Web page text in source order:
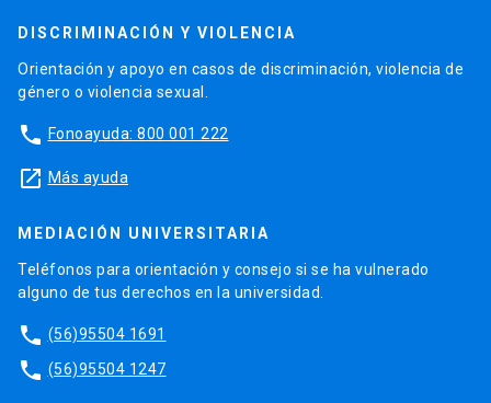
DISCRIMINACIÓN Y VIOLENCIA
Orientación y apoyo en casos de discriminación, violencia de
género o violencia sexual.
phone Fonoayuda: 800 001 222
launch Más ayuda
MEDIACIÓN UNIVERSITARIA
Teléfonos para orientación y consejo si se ha vulnerado
alguno de tus derechos en la universidad.
phone (56)95504 1691
phone (56)95504 1247